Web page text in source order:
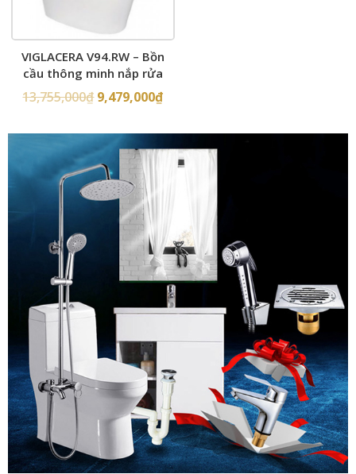
VIGLACERA V94.RW – Bồn
cầu thông minh nắp rửa
điện tử
13,755,000₫ 9,479,000₫